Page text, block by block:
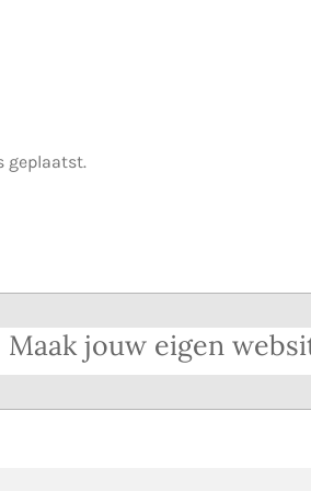
geplaatst.
Maak jouw eigen